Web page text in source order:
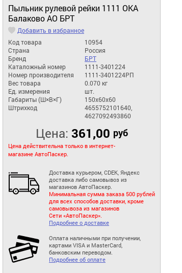
Пыльник рулевой рейки 1111 ОКА
Балаково АО БРТ
Добавить в избранное
Код товара
10954
Страна
Россия
Бренд
БРТ
Каталожный номер
1111-3401224
Номер производителя
1111-3401224РП
Вес товара
0.070 кг
Ед. измерения
шт.
Габариты (Ш×В×Г)
150x60x60
Штрихкод
4655752101640,
4627092493860
Цена: 361,00 руб
Цена действительна только в интернет-
магазине АвтоПаскер.
Доставка курьером, CDEK, Яндекс
доставка либо самовывоз из
магазинов АвтоПаскер.
Минимальная сумма заказа 500 рублей
для всех способов доставки, кроме
самовывоза из магазинов
Сети «АвтоПаскер».
Подробнее о доставке
Оплата наличными при получении,
картами VISA и MasterCard,
банковским переводом.
Подробнее об оплате